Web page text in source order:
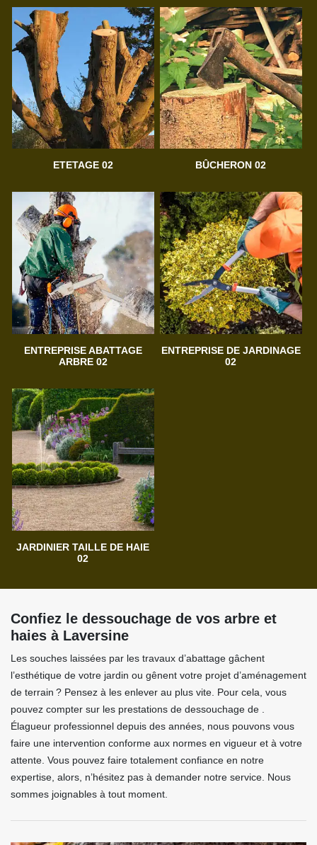
ETETAGE 02 BÛCHERON 02
ENTREPRISE ABATTAGE
ARBRE 02
ENTREPRISE DE JARDINAGE
02
JARDINIER TAILLE DE HAIE
02
Confiez le dessouchage de vos arbre et
haies à Laversine
Les souches laissées par les travaux d’abattage gâchent
l’esthétique de votre jardin ou gênent votre projet d’aménagement
de terrain ? Pensez à les enlever au plus vite. Pour cela, vous
pouvez compter sur les prestations de dessouchage de .
Élagueur professionnel depuis des années, nous pouvons vous
faire une intervention conforme aux normes en vigueur et à votre
attente. Vous pouvez faire totalement confiance en notre
expertise, alors, n’hésitez pas à demander notre service. Nous
sommes joignables à tout moment.